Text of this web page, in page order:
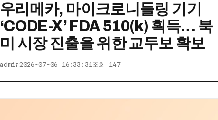
우리메카, 마이크로니들링 기기
‘CODE-X’ FDA 510(k) 획득… 북
미 시장 진출을 위한 교두보 확보
admin 2026-07-06 16:33:31조회 147